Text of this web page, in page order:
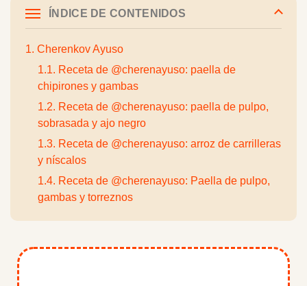
ÍNDICE DE CONTENIDOS
1. Cherenkov Ayuso
1.1. Receta de @cherenayuso: paella de
chipirones y gambas
1.2. Receta de @cherenayuso: paella de pulpo,
sobrasada y ajo negro
1.3. Receta de @cherenayuso: arroz de carrilleras
y níscalos
1.4. Receta de @cherenayuso: Paella de pulpo,
gambas y torreznos